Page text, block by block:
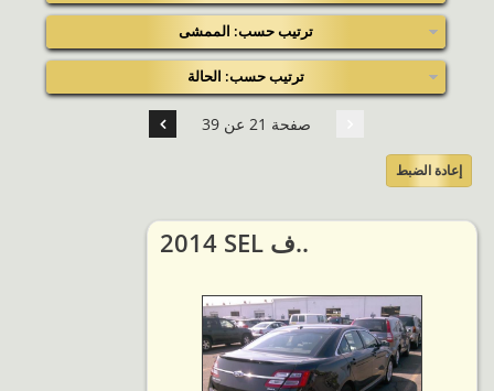
ترتيب حسب: الممشى
ترتيب حسب: الحالة
صفحة 21 عن 39
إعادة الضبط
2014 SEL ف..